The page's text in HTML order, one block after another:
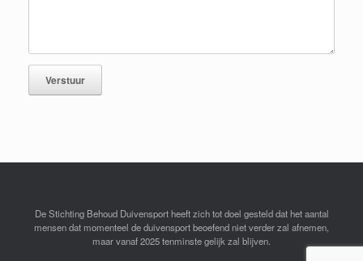
De Stichting Behoud Duivensport heeft zich tot doel gesteld dat het aantal
mensen dat momenteel de duivensport beoefend niet verder zal afnemen,
maar vanaf 2025 tenminste gelijk zal blijven.